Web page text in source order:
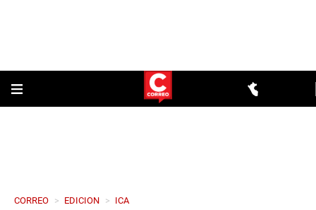
CORREO > EDICION > ICA